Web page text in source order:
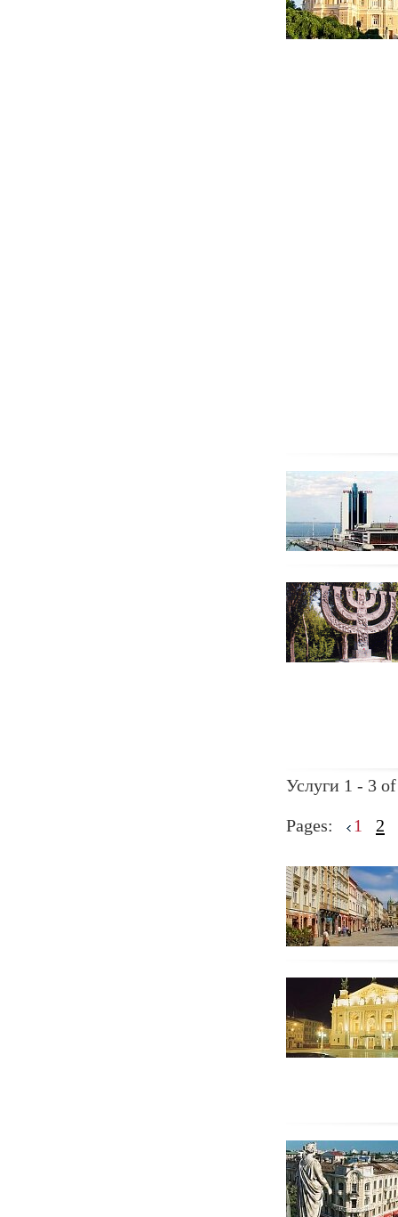
Услуги 1 - 3
Pages: 1 2